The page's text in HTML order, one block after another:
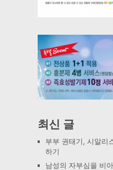
최신 글
부부 권태기, 시알리
하기
남성의 자부심을 비